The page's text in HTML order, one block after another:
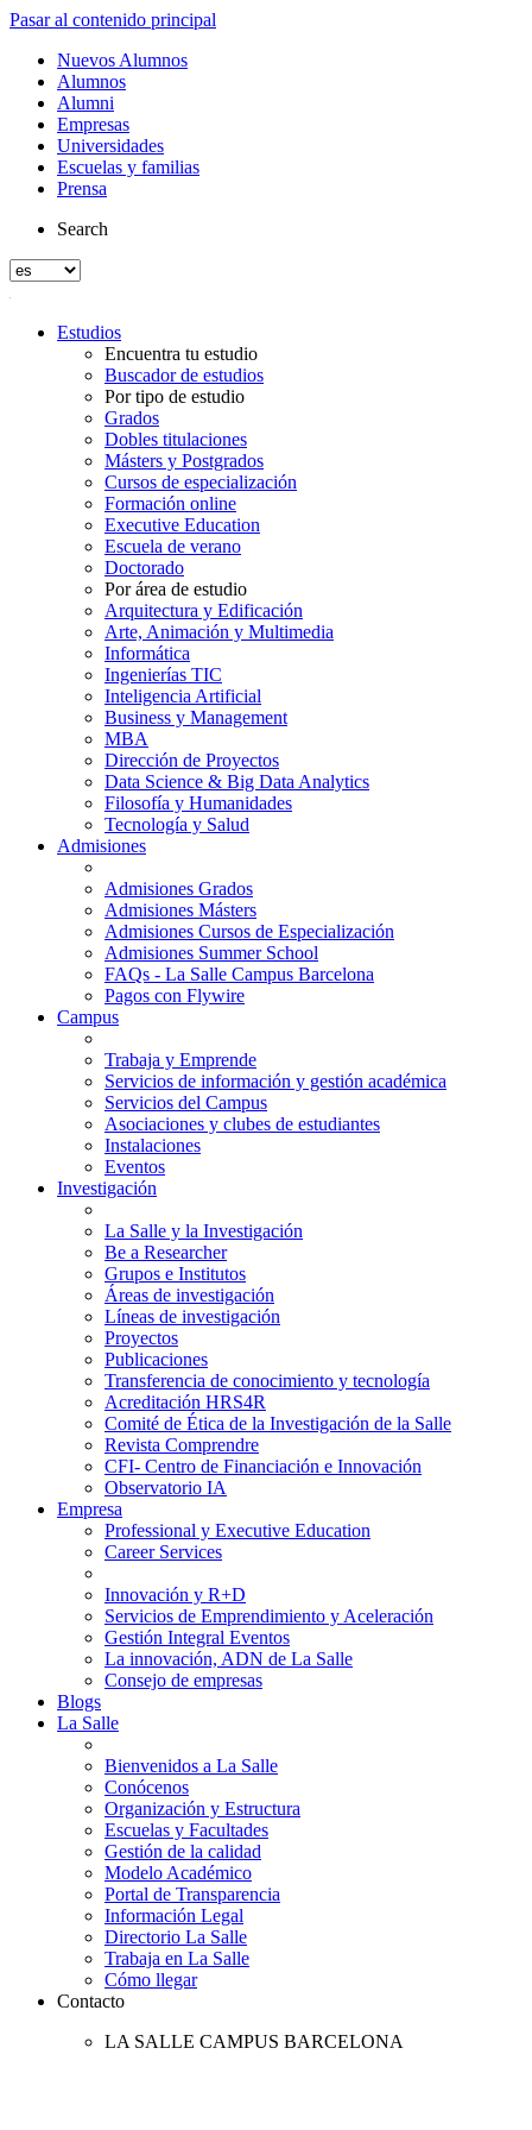
Pasar al contenido principal
Nuevos Alumnos
Alumnos
Alumni
Empresas
Universidades
Escuelas y familias
Prensa
Search
Estudios
Encuentra tu estudio
Buscador de estudios
Por tipo de estudio
Grados
Dobles titulaciones
Másters y Postgrados
Cursos de especialización
Formación online
Executive Education
Escuela de verano
Doctorado
Por área de estudio
Arquitectura y Edificación
Arte, Animación y Multimedia
Informática
Ingenierías TIC
Inteligencia Artificial
Business y Management
MBA
Dirección de Proyectos
Data Science & Big Data Analytics
Filosofía y Humanidades
Tecnología y Salud
Admisiones
Admisiones Grados
Admisiones Másters
Admisiones Cursos de Especialización
Admisiones Summer School
FAQs - La Salle Campus Barcelona
Pagos con Flywire
Campus
Trabaja y Emprende
Servicios de información y gestión académica
Servicios del Campus
Asociaciones y clubes de estudiantes
Instalaciones
Eventos
Investigación
La Salle y la Investigación
Be a Researcher
Grupos e Institutos
Áreas de investigación
Líneas de investigación
Proyectos
Publicaciones
Transferencia de conocimiento y tecnología
Acreditación HRS4R
Comité de Ética de la Investigación de la Salle
Revista Comprendre
CFI- Centro de Financiación e Innovación
Observatorio IA
Empresa
Professional y Executive Education
Career Services
Innovación y R+D
Servicios de Emprendimiento y Aceleración
Gestión Integral Eventos
La innovación, ADN de La Salle
Consejo de empresas
Blogs
La Salle
Bienvenidos a La Salle
Conócenos
Organización y Estructura
Escuelas y Facultades
Gestión de la calidad
Modelo Académico
Portal de Transparencia
Información Legal
Directorio La Salle
Trabaja en La Salle
Cómo llegar
Contacto
LA SALLE CAMPUS BARCELONA